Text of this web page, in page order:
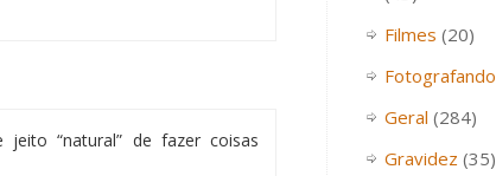
“natural” de fazer coisas
Filmes (20)
Fotografando
Geral (284)
Gravidez (35)